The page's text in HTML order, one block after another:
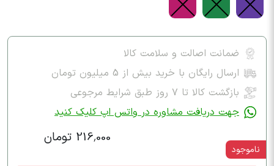
ضمانت اصالت و سلامت کالا
ارسال رایگان با خرید بیش از 5 میلیون تومان
بازگشت کالا تا ۷ روز طبق شرایط مرجوعی
جهت دریافت مشاوره در واتس اپ کلیک کنید
216,000 تومان
ناموجود